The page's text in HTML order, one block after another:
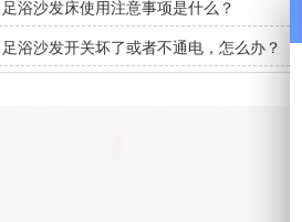
足浴沙发床使用注意事项是什么？
足浴沙发开关坏了或者不通电，怎么办？